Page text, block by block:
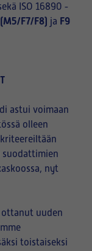
ISO 16890 -
(M5/F7/F8) ja F9
astui voimaan
olleen
suodattimien
nyt
ottanut uuden
toistaiseksi